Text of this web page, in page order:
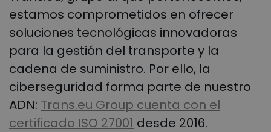
estamos comprometidos en ofrecer
soluciones tecnológicas innovadoras
para la gestión del transporte y la
cadena de suministro. Por ello, la
ciberseguridad forma parte de nuestro
ADN: Trans.eu Group cuenta con el
certificado ISO 27001 desde 2016.